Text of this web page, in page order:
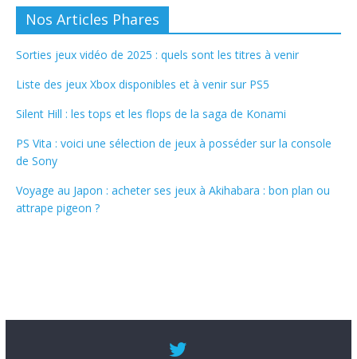
Nos Articles Phares
Sorties jeux vidéo de 2025 : quels sont les titres à venir
Liste des jeux Xbox disponibles et à venir sur PS5
Silent Hill : les tops et les flops de la saga de Konami
PS Vita : voici une sélection de jeux à posséder sur la console
de Sony
Voyage au Japon : acheter ses jeux à Akihabara : bon plan ou
attrape pigeon ?